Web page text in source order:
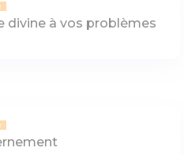
divine à vos problèmes